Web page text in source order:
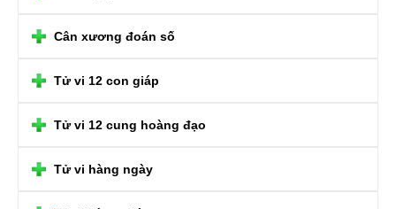
Cân xương đoán số
Tử vi 12 con giáp
Tử vi 12 cung hoàng đạo
Tử vi hàng ngày